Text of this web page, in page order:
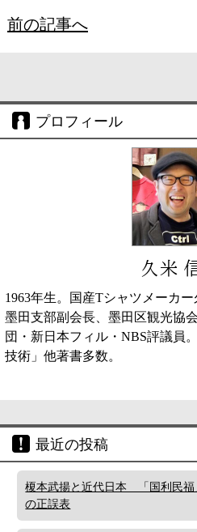
前の記事へ
プロフィール
久米
1963年生。国産Tシャツメーカ
墨田支部副会長、墨田区観光協
団・新日本フィル・NBS評議員
技術」他著書多数。
最近の投稿
榎本武揚と近代日本 「国利民福
の正誤表